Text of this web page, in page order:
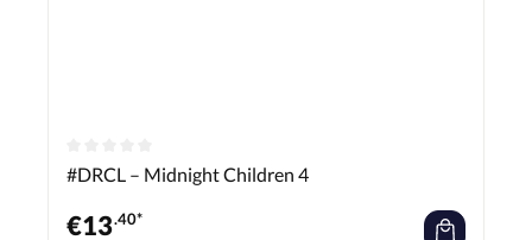
#DRCL – Midnight Children 4
€13.40*